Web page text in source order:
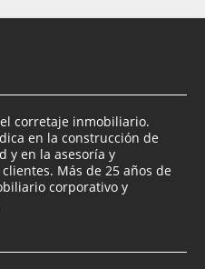
corretaje inmobiliario.
en la construcción de
y en la asesoría y
Más de 25 años de
corporativo y